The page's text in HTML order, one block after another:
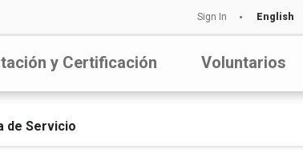
Sign In English
y Certificación Voluntarios
de Servicio